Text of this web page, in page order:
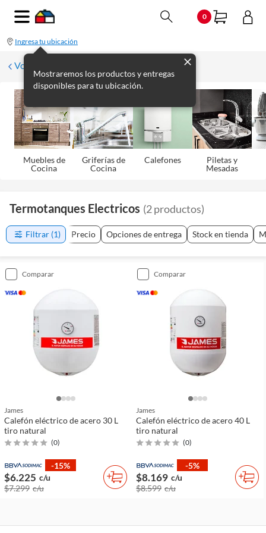
0
Ingresa tu ubicación
Mostraremos los productos y entregas
disponibles para tu ubicación.
Volver
Muebles de
Cocina
Griferías de
Cocina
Calefones
Piletas y
Mesadas
Termotanques Electricos (2productos)
Filtrar (1) Precio Opciones de entrega Stock en tienda
comparar
James
Calefón eléctrico de acero 30 L
tiro natural
(0)
-15%
$6.225 c/u
$7.299 c/u
comparar
James
Calefón eléctrico de acero 40 L
tiro natural
(0)
-5%
$8.169 c/u
$8.599 c/u